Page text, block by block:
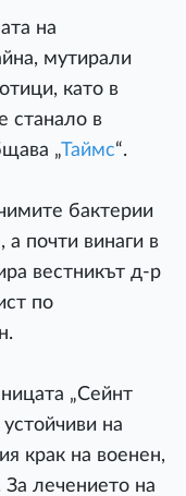
на
мутирали
като в
станало в
„Таймс“.
бактерии
а почти винаги в
вестникът д-р
по
„Сейнт
на
крак на военен,
За лечението на